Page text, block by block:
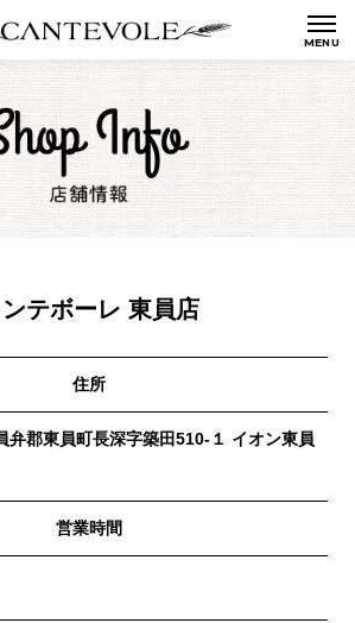
テボーレ 東員店
住所
弁郡東員町長深字築田510-１ イオン東員
営業時間